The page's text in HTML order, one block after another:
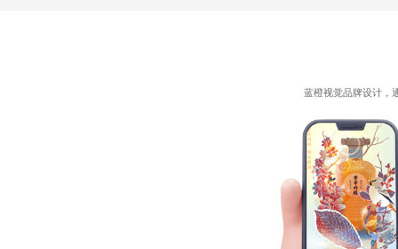
蓝橙视觉品牌设计，